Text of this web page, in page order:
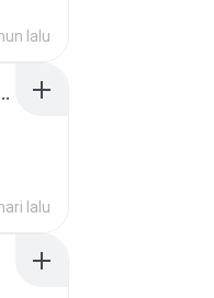
lalu
EP 06 HD.mp4
lalu